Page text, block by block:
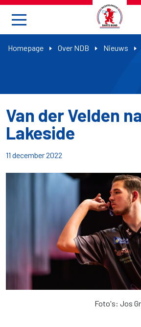
Homepage Over NDB Nieuws
Van der Velden
Lakeside
11 december 2022
Foto's: Jos